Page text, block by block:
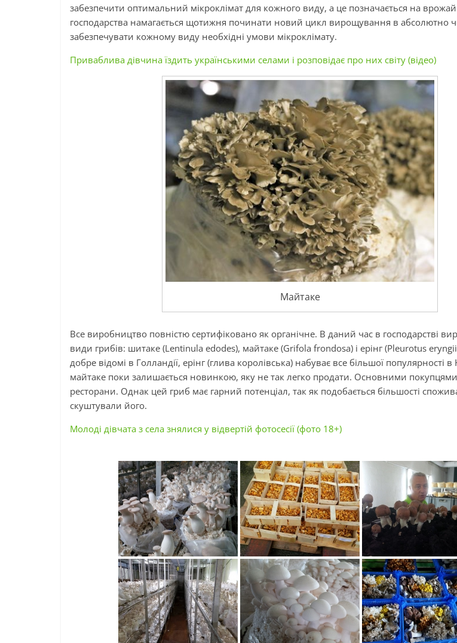
забезпечити оптимальний мікроклімат для кожного виду, а це позначається на
господарства намагається щотижня починати новий цикл вирощування в абсолютно
забезпечувати кожному виду необхідні умови мікроклімату.
Приваблива дівчина їздить українськими селами і розповідає про них світу (відео)
Майтаке
Все виробництво повністю сертифіковано як органічне. В даний час в господарстві
види грибів: шитаке (Lentinula edodes), майтаке (Grifola frondosa) і ерінг (Pleurotus
добре відомі в Голландії, ерінг (глива королівська) набуває все більшої популярності
майтаке поки залишається новинкою, яку не так легко продати. Основними
ресторани. Однак цей гриб має гарний потенціал, так як подобається більшості
скуштували його.
Молоді дівчата з села знялися у відвертій фотосесії (фото 18+)